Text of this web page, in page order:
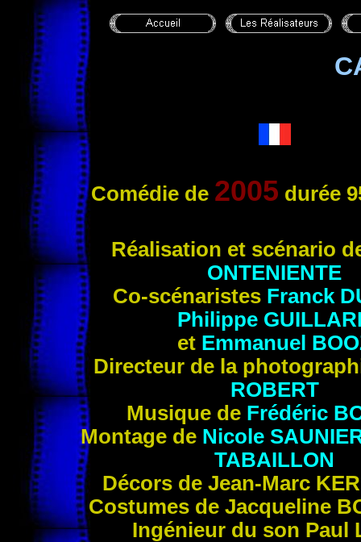
Comédie de 2005 durée
Réalisation et scénario
ONTENIENTE
Co-scénaristes Franck
Philippe
et Emmanuel
Directeur de la
ROBERT
Musique de Frédéric
Montage de Nicole
TABAILLON
Décors de Jean-Marc
Costumes de Jacqueline
Ingénieur du son Paul